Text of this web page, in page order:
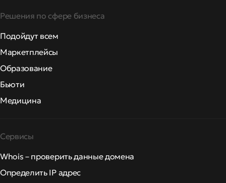
Решения по сфере бизнеса
Подойдут всем
Маркетплейсы
Образование
Бьюти
Медицина
Сервисы
Whois – проверить данные домена
Определить IP адрес